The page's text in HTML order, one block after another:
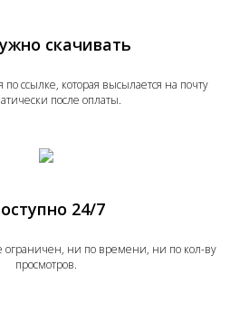
скачивать
по ссылке, которая высылается на почту
после оплаты.
24/7
ограничен, ни по времени, ни по кол-ву
просмотров.